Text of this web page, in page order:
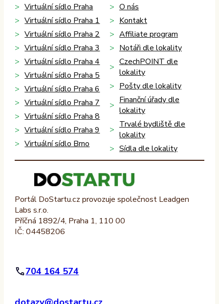
Virtuální sídlo Praha
Virtuální sídlo Praha 1
Virtuální sídlo Praha 2
Virtuální sídlo Praha 3
Virtuální sídlo Praha 4
Virtuální sídlo Praha 5
Virtuální sídlo Praha 6
Virtuální sídlo Praha 7
Virtuální sídlo Praha 8
Virtuální sídlo Praha 9
Virtuální sídlo Brno
O nás
Kontakt
Affiliate program
Notáři dle lokality
CzechPOINT dle
lokality
Pošty dle lokality
Finanční úřady dle
lokality
Trvalé bydliště dle
lokality
Sídla dle lokality
Portál DoStartu.cz provozuje společnost Leadgen
Labs s.r.o.
Příčná 1892/4, Praha 1, 110 00
IČ: 04458206
704 164 574